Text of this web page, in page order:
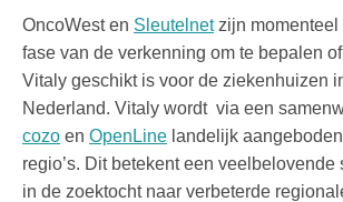
OncoWest en Sleutelnetzijn momenteel
fase van de verkenning om te bepalen
Vitaly geschikt is voor de ziekenhuizen
Nederland. Vitaly wordt via een
cozo en OpenLine landelijk
regio’s. Dit betekent een veelbelovende
in de zoektocht naar verbeterde